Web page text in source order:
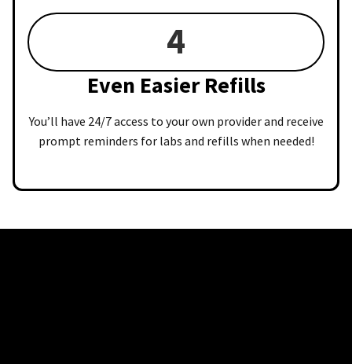
4
Even Easier Refills
You’ll have 24/7 access to your own provider and receive
prompt reminders for labs and refills when needed!